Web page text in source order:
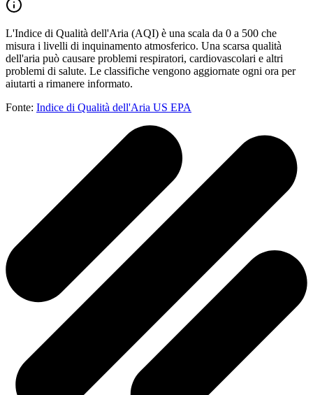
L'Indice di Qualità dell'Aria (AQI) è una scala da 0 a 500 che
misura i livelli di inquinamento atmosferico. Una scarsa qualità
dell'aria può causare problemi respiratori, cardiovascolari e altri
problemi di salute. Le classifiche vengono aggiornate ogni ora per
aiutarti a rimanere informato.
Fonte: Indice di Qualità dell'Aria US EPA